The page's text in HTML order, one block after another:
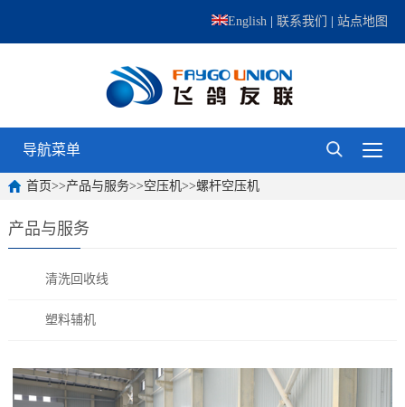
English |联系我们 |站点地图
导航菜单
首页>>产品与服务>>空压机>>螺杆空压机
产品与服务
清洗回收线
塑料辅机